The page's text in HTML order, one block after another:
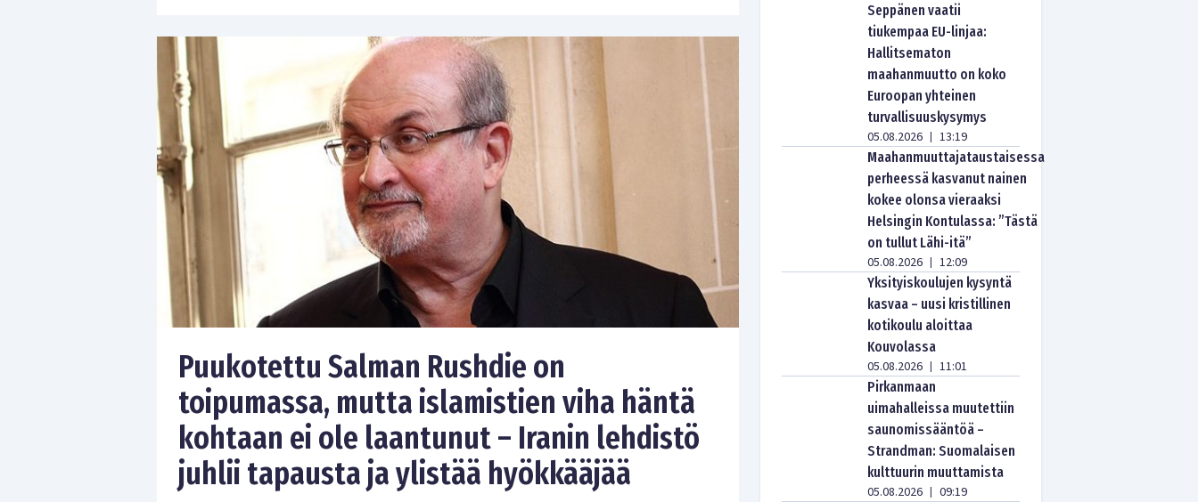
Puukotettu Salman Rushdie on
toipumassa, mutta islamistien viha häntä
kohtaan ei ole laantunut – Iranin lehdistö
juhlii tapausta ja ylistää hyökkääjää
Seppänen vaatii
tiukempaa EU-linjaa:
Hallitsematon
maahanmuutto on koko
Euroopan yhteinen
turvallisuuskysymys
05.08.2026 | 13:19
Maahanmuuttajataustaisessa
perheessä kasvanut nainen
kokee olonsa vieraaksi
Helsingin Kontulassa: ”Tästä
on tullut Lähi-itä”
05.08.2026 | 12:09
Yksityiskoulujen kysyntä
kasvaa – uusi kristillinen
kotikoulu aloittaa
Kouvolassa
05.08.2026 | 11:01
Pirkanmaan
uimahalleissa muutettiin
saunomissääntöä –
Strandman: Suomalaisen
kulttuurin muuttamista
05.08.2026 | 09:19